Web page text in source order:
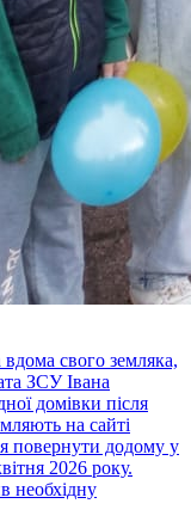
свого земляка,
ЗСУ Івана
домівки після
на сайті
повернути додому у
2026 року.
необхідну